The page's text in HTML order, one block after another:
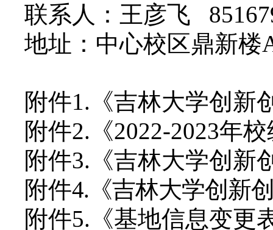
联系人：王彦飞
地址：中心校区鼎新楼
附件1.《吉林大学创新
附件2.《2022-2023年
附件3.《吉林大学创新
附件4.《吉林大学创新
附件5.《基地信息变更